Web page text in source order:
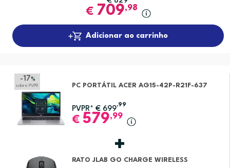
€ 709,98
Adicionar ao carrinho
-17 %
sobre PVPR PC PORTÁTIL ACER AG15-42P-R21F-637
PVPR* € 699
,99
€ 579,99
RATO JLAB GO CHARGE WIRELESS